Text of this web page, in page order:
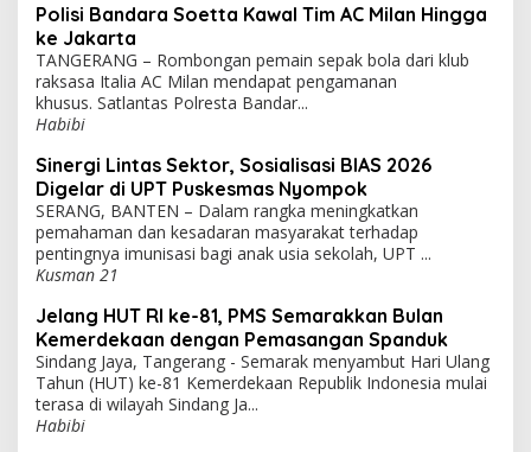
Polisi Bandara Soetta Kawal Tim AC Milan Hingga
ke Jakarta
TANGERANG – Rombongan pemain sepak bola dari klub
raksasa Italia AC Milan mendapat pengamanan
khusus. Satlantas Polresta Bandar...
Habibi
Sinergi Lintas Sektor, Sosialisasi BIAS 2026
Digelar di UPT Puskesmas Nyompok
SERANG, BANTEN – Dalam rangka meningkatkan
pemahaman dan kesadaran masyarakat terhadap
pentingnya imunisasi bagi anak usia sekolah, UPT ...
Kusman 21
Jelang HUT RI ke-81, PMS Semarakkan Bulan
Kemerdekaan dengan Pemasangan Spanduk
Sindang Jaya, Tangerang - Semarak menyambut Hari Ulang
Tahun (HUT) ke-81 Kemerdekaan Republik Indonesia mulai
terasa di wilayah Sindang Ja...
Habibi